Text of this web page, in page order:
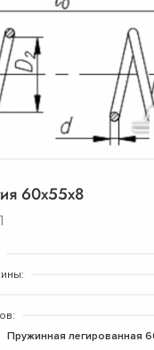
60х55х8
Пружинная легированная